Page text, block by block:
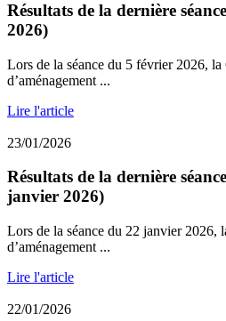
Résultats de la dernière
2026)
Lors de la séance du 5 février 2026,
d’aménagement ...
Lire l'article
23/01/2026
Résultats de la dernière
janvier 2026)
Lors de la séance du 22 janvier 2026,
d’aménagement ...
Lire l'article
22/01/2026